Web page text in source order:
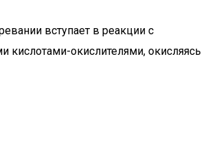
вступает в реакции с
кислотами-окислителями, окисляясь